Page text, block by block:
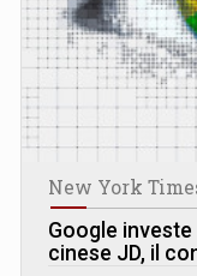
New York
Google
cinese JD, il